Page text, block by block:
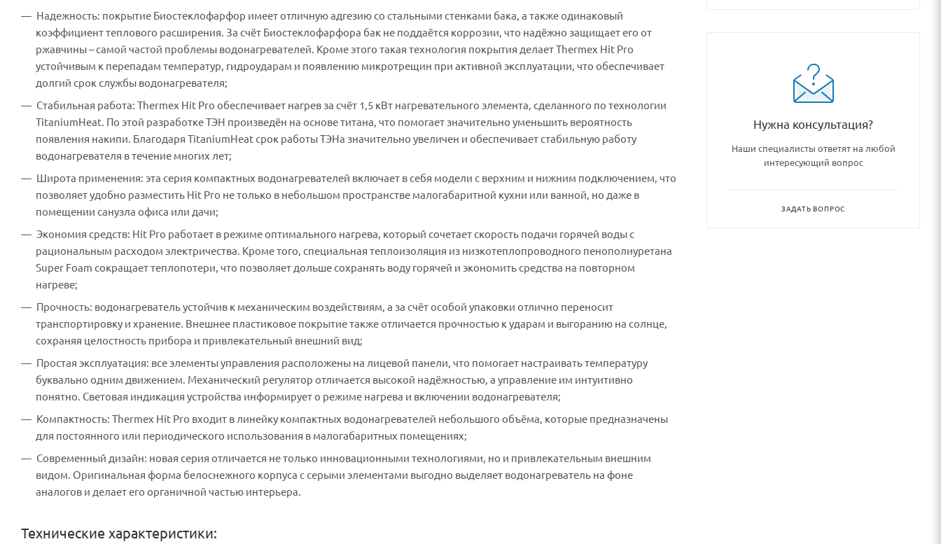
Надежность: покрытие Биостеклофарфор имеет отличную адгезию со стальными стенками бака, а также одинаковый
коэффициент теплового расширения. За счёт Биостеклофарфора бак не поддаётся коррозии, что надёжно защищает его от
ржавчины – самой частой проблемы водонагревателей. Кроме этого такая технология покрытия делает Thermex Hit Pro
устойчивым к перепадам температур, гидроударам и появлению микротрещин при активной эксплуатации, что обеспечивает
долгий срок службы водонагревателя;
Стабильная работа: Thermex Hit Pro обеспечивает нагрев за счёт 1,5 кВт нагревательного элемента, сделанного по технологии
TitaniumHeat. По этой разработке ТЭН произведён на основе титана, что помогает значительно уменьшить вероятность
появления накипи. Благодаря TitaniumHeat срок работы ТЭНа значительно увеличен и обеспечивает стабильную работу
водонагревателя в течение многих лет;
Широта применения: эта серия компактных водонагревателей включает в себя модели с верхним и нижним подключением, что
позволяет удобно разместить Hit Pro не только в небольшом пространстве малогабаритной кухни или ванной, но даже в
помещении санузла офиса или дачи;
Экономия средств: Hit Pro работает в режиме оптимального нагрева, который сочетает скорость подачи горячей воды с
рациональным расходом электричества. Кроме того, специальная теплоизоляция из низкотеплопроводного пенополиуретана
Super Foam сокращает теплопотери, что позволяет дольше сохранять воду горячей и экономить средства на повторном
нагреве;
Прочность: водонагреватель устойчив к механическим воздействиям, а за счёт особой упаковки отлично переносит
транспортировку и хранение. Внешнее пластиковое покрытие также отличается прочностью к ударам и выгоранию на солнце,
сохраняя целостность прибора и привлекательный внешний вид;
Простая эксплуатация: все элементы управления расположены на лицевой панели, что помогает настраивать температуру
буквально одним движением. Механический регулятор отличается высокой надёжностью, а управление им интуитивно
понятно. Световая индикация устройства информирует о режиме нагрева и включении водонагревателя;
Компактность: Thermex Hit Pro входит в линейку компактных водонагревателей небольшого объёма, которые предназначены
для постоянного или периодического использования в малогабаритных помещениях;
Современный дизайн: новая серия отличается не только инновационными технологиями, но и привлекательным внешним
видом. Оригинальная форма белоснежного корпуса с серыми элементами выгодно выделяет водонагреватель на фоне
аналогов и делает его органичной частью интерьера.
Технические характеристики:
Нужна консультация?
Наши специалисты ответят на любой
интересующий вопрос
ЗАДАТЬ ВОПРОС